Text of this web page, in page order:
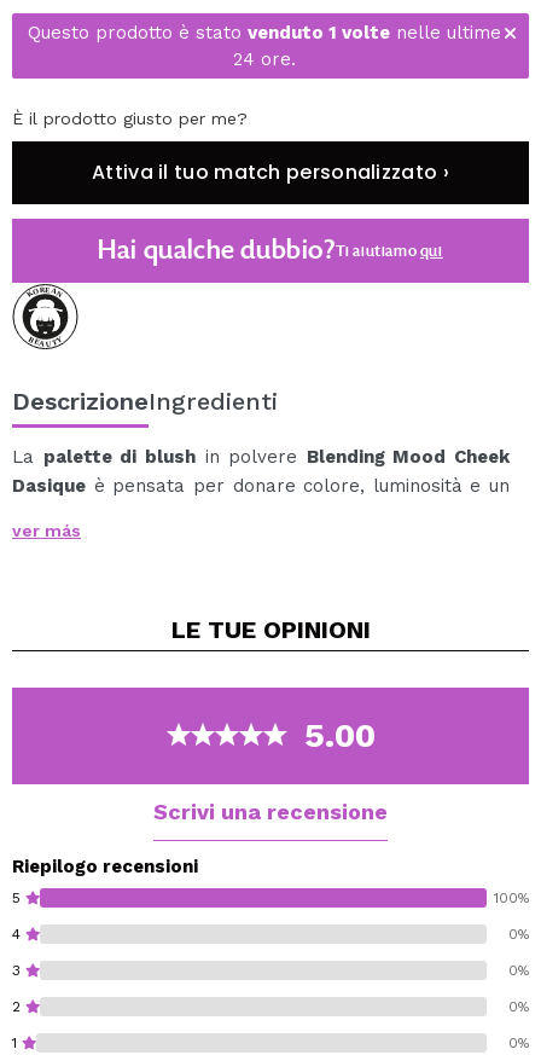
Questo prodotto è stato venduto 1 volte nelle ultime
24 ore.
È il prodotto giusto per me?
Attiva il tuo match personalizzato ›
Hai qualche dubbio?Ti aiutiamoqui
DescrizioneIngredienti
La palette di blushin polvere Blending Mood Cheek
Dasique è pensata per donare colore, luminosità e un
Il suo formato versatile permette di adattare l'intensità
Le sue polveri fini e dalla texture setosa si fondono
liscia e uniforme senza macchie.
La sua formula favorisce una buona adesione,
mantenendo il colore stabile per ore senza
ver más
LE TUE OPINIONI
5.00
Scrivi una recensione
Riepilogo recensioni
5 100%
4 0%
3 0%
2 0%
1 0%